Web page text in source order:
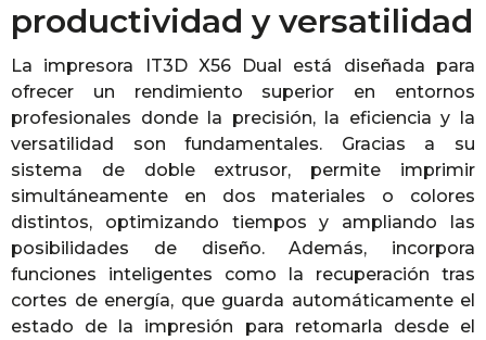
productividad y versatilidad
La impresora IT3D X56 Dual está diseñada para
ofrecer un rendimiento superior en entornos
profesionales donde la precisión, la eficiencia y la
versatilidad son fundamentales. Gracias a su
sistema de doble extrusor, permite imprimir
simultáneamente en dos materiales o colores
distintos, optimizando tiempos y ampliando las
posibilidades de diseño. Además, incorpora
funciones inteligentes como la recuperación tras
cortes de energía, que guarda automáticamente el
estado de la impresión para retomarla desde el